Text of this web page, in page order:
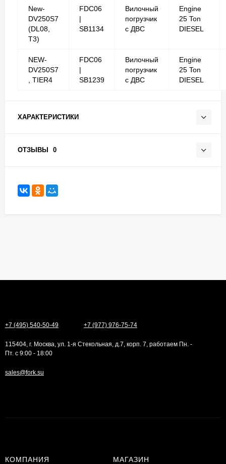
New-
DV250S7
(DL08,
T3)
FDC06
|
SB1134
Вилочный
погрузчик
с ДВС
Engine
25 Ton
DIESEL
NEW-
DV250S7
, TIER4
FDC06
|
SB1239
Вилочный
погрузчик
с ДВС
Engine
25 Ton
DIESEL
ХАРАКТЕРИСТИКИ
ОТЗЫВЫ 0
+7 (495) 540-50-49 +7 (977) 976-75-74
115404, г. Москва, ул. 1-я Стекольная, д.7, корп. 7, работаем Пн. -
Пт. с 9:00 - 18:00
sales@fork.su
КОМПАНИЯ МАГАЗИН